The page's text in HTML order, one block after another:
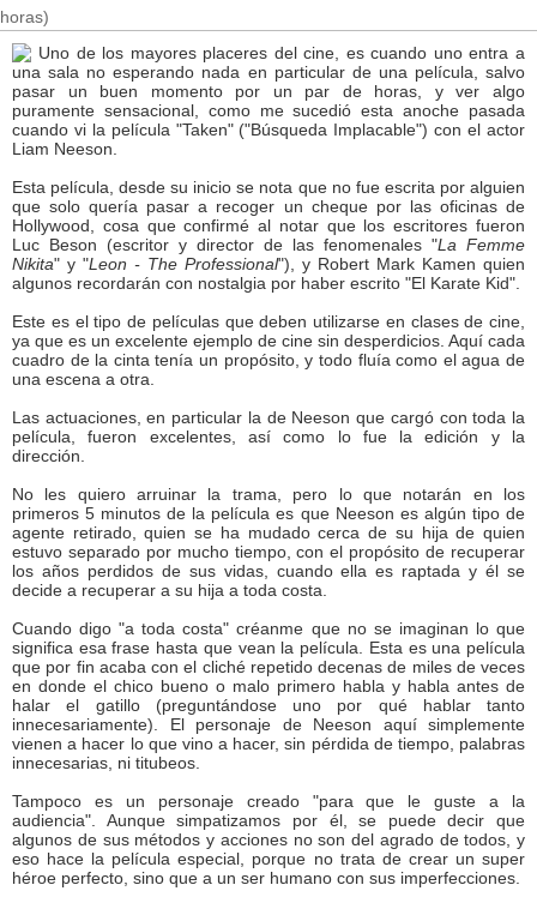
horas)
Uno de los mayores placeres del cine, es cuando uno entra a
una sala no esperando nada en particular de una película, salvo
pasar un buen momento por un par de horas, y ver algo
puramente sensacional, como me sucedió esta anoche pasada
cuando vi la película "Taken" ("Búsqueda Implacable") con el actor
Liam Neeson.
Esta película, desde su inicio se nota que no fue escrita por alguien
que solo quería pasar a recoger un cheque por las oficinas de
Hollywood, cosa que confirmé al notar que los escritores fueron
Luc Beson (escritor y director de las fenomenales "La Femme
Nikita" y "Leon - The Professional"), y Robert Mark Kamen quien
algunos recordarán con nostalgia por haber escrito "El Karate Kid".
Este es el tipo de películas que deben utilizarse en clases de cine,
ya que es un excelente ejemplo de cine sin desperdicios. Aquí cada
cuadro de la cinta tenía un propósito, y todo fluía como el agua de
una escena a otra.
Las actuaciones, en particular la de Neeson que cargó con toda la
película, fueron excelentes, así como lo fue la edición y la
dirección.
No les quiero arruinar la trama, pero lo que notarán en los
primeros 5 minutos de la película es que Neeson es algún tipo de
agente retirado, quien se ha mudado cerca de su hija de quien
estuvo separado por mucho tiempo, con el propósito de recuperar
los años perdidos de sus vidas, cuando ella es raptada y él se
decide a recuperar a su hija a toda costa.
Cuando digo "a toda costa" créanme que no se imaginan lo que
significa esa frase hasta que vean la película. Esta es una película
que por fin acaba con el cliché repetido decenas de miles de veces
en donde el chico bueno o malo primero habla y habla antes de
halar el gatillo (preguntándose uno por qué hablar tanto
innecesariamente). El personaje de Neeson aquí simplemente
vienen a hacer lo que vino a hacer, sin pérdida de tiempo, palabras
innecesarias, ni titubeos.
Tampoco es un personaje creado "para que le guste a la
audiencia". Aunque simpatizamos por él, se puede decir que
algunos de sus métodos y acciones no son del agrado de todos, y
eso hace la película especial, porque no trata de crear un super
héroe perfecto, sino que a un ser humano con sus imperfecciones.